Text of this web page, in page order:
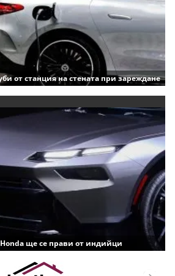
от станция на стената при зареждане
ще се прави от индийци